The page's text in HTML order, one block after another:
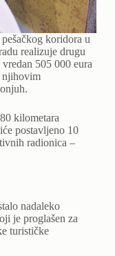
koridora u
realizuje drugu
505 000 eura
njihovim
kilometara
postavljeno 10
radionica –
nadaleko
je proglašen za
turističke